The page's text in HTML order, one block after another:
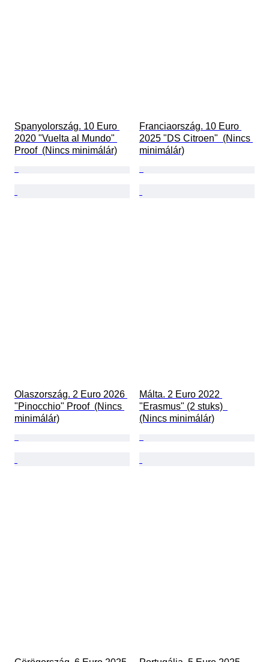
Spanyolország. 10 Euro
2020 "Vuelta al Mundo"
Proof  (Nincs minimálár)
Franciaország. 10 Euro
2025 "DS Citroen"  (Nincs
minimálár)
Olaszország. 2 Euro 2026
"Pinocchio" Proof  (Nincs
minimálár)
Málta. 2 Euro 2022
"Erasmus" (2 stuks)
(Nincs minimálár)